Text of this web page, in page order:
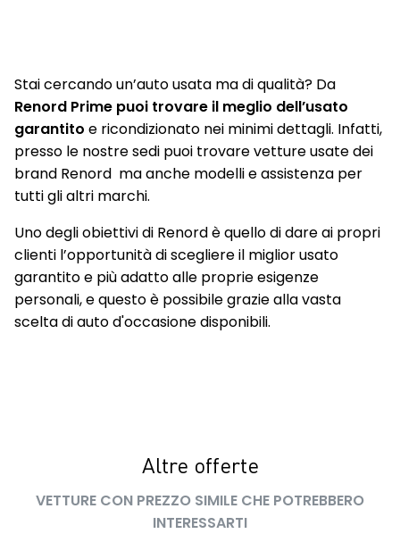
Stai cercando un’auto usata ma di qualità? Da
Renord Prime puoi trovare il meglio dell’usato
garantito e ricondizionato nei minimi dettagli. Infatti,
presso le nostre sedi puoi trovare vetture usate dei
brand Renord ma anche modelli e assistenza per
tutti gli altri marchi.
Uno degli obiettivi di Renord è quello di dare ai propri
clienti l’opportunità di scegliere il miglior usato
garantito e più adatto alle proprie esigenze
personali, e questo è possibile grazie alla vasta
scelta di auto d'occasione disponibili.
Altre offerte
VETTURE CON PREZZO SIMILE CHE POTREBBERO
INTERESSARTI